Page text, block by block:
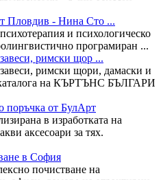
Пловдив - Нина Сто ...
и психологическо
програмиран ...
римски щор ...
римски щори, дамаски и
каталога на КЪРТЪНС БЪЛГАРИ
поръчка от БулАрт
в изработката на
аксесоари за тях.
в София
почистване на